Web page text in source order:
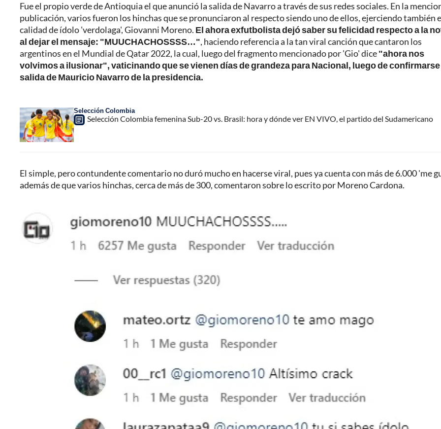
Fue el propio verde de Antioquia el que anunció la salida de Navarro a través de sus redes sociales. En la
publicación, varios fueron los hinchas que se pronunciaron al respecto siendo uno de ellos, ejerciendo también
calidad de ídolo 'verdolaga', Giovanni Moreno. El ahora exfutbolista dejó saber su felicidad respecto a la
al dejar el mensaje: "MUUCHACHOSSSS…", haciendo referencia a la tan viral canción que cantaron los
argentinos en el Mundial de Qatar 2022, la cual, luego del fragmento mencionado por 'Gio' dice"ahora nos
volvimos a ilusionar", vaticinando que se vienen días de grandeza para Nacional, luego de
salida de Mauricio Navarro de la presidencia.
Selección Colombia
Selección Colombia femenina Sub-20 vs. Brasil: hora y dónde ver EN VIVO, el partido del Sudamericano
El simple, pero contundente comentario no duró mucho en hacerse viral, pues ya cuenta con más de 6.000 'me
además de que varios hinchas, cerca de más de 300, comentaron sobre lo escrito por Moreno Cardona.